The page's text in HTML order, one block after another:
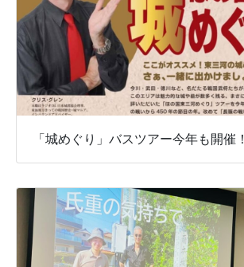
「城めぐり」バスツアー今年も開催！